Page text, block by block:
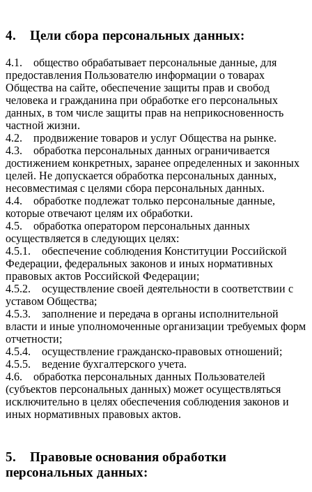
4. Цели сбора персональных данных:
4.1. общество обрабатывает персональные данные, для
предоставления Пользователю информации о товарах
Общества на сайте, обеспечение защиты прав и свобод
человека и гражданина при обработке его персональных
данных, в том числе защиты прав на неприкосновенность
частной жизни.
4.2. продвижение товаров и услуг Общества на рынке.
4.3. обработка персональных данных ограничивается
достижением конкретных, заранее определенных и законных
целей. Не допускается обработка персональных данных,
несовместимая с целями сбора персональных данных.
4.4. обработке подлежат только персональные данные,
которые отвечают целям их обработки.
4.5. обработка оператором персональных данных
осуществляется в следующих целях:
4.5.1. обеспечение соблюдения Конституции Российской
Федерации, федеральных законов и иных нормативных
правовых актов Российской Федерации;
4.5.2. осуществление своей деятельности в соответствии с
уставом Общества;
4.5.3. заполнение и передача в органы исполнительной
власти и иные уполномоченные организации требуемых форм
отчетности;
4.5.4. осуществление гражданско-правовых отношений;
4.5.5. ведение бухгалтерского учета.
4.6. обработка персональных данных Пользователей
(субъектов персональных данных) может осуществляться
исключительно в целях обеспечения соблюдения законов и
иных нормативных правовых актов.
5. Правовые основания обработки
персональных данных: